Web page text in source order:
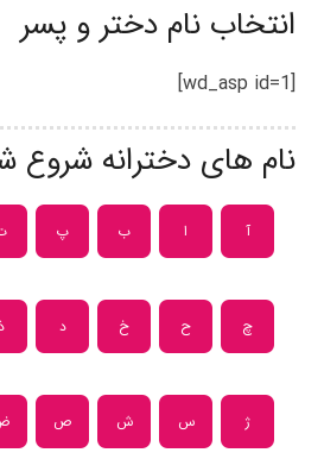
انتخاب نام دختر و پسر
[wd_asp id=1]
نام های دخترانه شروع
آ ا ب پ
چ ح خ د
ژ س ش ص